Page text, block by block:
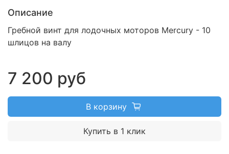
Описание
Гребной винт для лодочных моторов Mercury - 10
шлицов на валу
7 200 руб
В корзину
Купить в 1 клик